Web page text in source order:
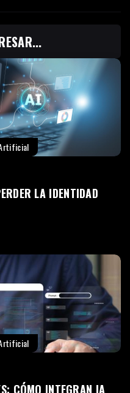
LA IDENTIDAD
CÓMO INTEGRAN IA